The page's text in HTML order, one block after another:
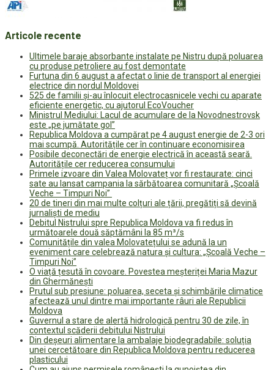
Articole recente
Ultimele baraje absorbante instalate pe Nistru după poluarea
cu produse petroliere au fost demontate
Furtuna din 6 august a afectat o linie de transport al energiei
electrice din nordul Moldovei
525 de familii și-au înlocuit electrocasnicele vechi cu aparate
eficiente energetic, cu ajutorul EcoVoucher
Ministrul Mediului: Lacul de acumulare de la Novodnestrovsk
este „pe jumătate gol”
Republica Moldova a cumpărat pe 4 august energie de 2-3 ori
mai scumpă. Autoritățile cer în continuare economisirea
Posibile deconectări de energie electrică în această seară.
Autoritățile cer reducerea consumului
Primele izvoare din Valea Molovateț vor fi restaurate: cinci
sate au lansat campania la sărbătoarea comunitară „Școală
Veche – Timpuri Noi”
20 de tineri din mai multe colțuri ale țării, pregătiți să devină
jurnaliști de mediu
Debitul Nistrului spre Republica Moldova va fi redus în
următoarele două săptămâni la 85 m³/s
Comunitățile din valea Molovatețului se adună la un
eveniment care celebrează natura și cultura: „Școală Veche –
Timpuri Noi”
O viață țesută în covoare. Povestea meșteriței Maria Mazur
din Ghermănești
Prutul sub presiune: poluarea, seceta și schimbările climatice
afectează unul dintre mai importante râuri ale Republicii
Moldova
Guvernul a stare de alertă hidrologică pentru 30 de zile, în
contextul scăderii debitului Nistrului
Din deșeuri alimentare la ambalaje biodegradabile: soluția
unei cercetătoare din Republica Moldova pentru reducerea
plasticului